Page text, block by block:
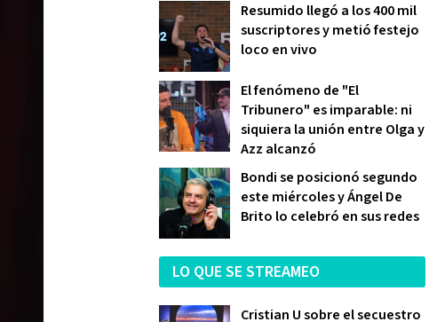
Resumido llegó a los 400 mil
suscriptores y metió festejo
loco en vivo
El fenómeno de "El
Tribunero" es imparable: ni
siquiera la unión entre Olga y
Azz alcanzó
Bondi se posicionó segundo
este miércoles y Ángel De
Brito lo celebró en sus redes
LO QUE SE STREAMEO
Cristian U sobre el secuestro